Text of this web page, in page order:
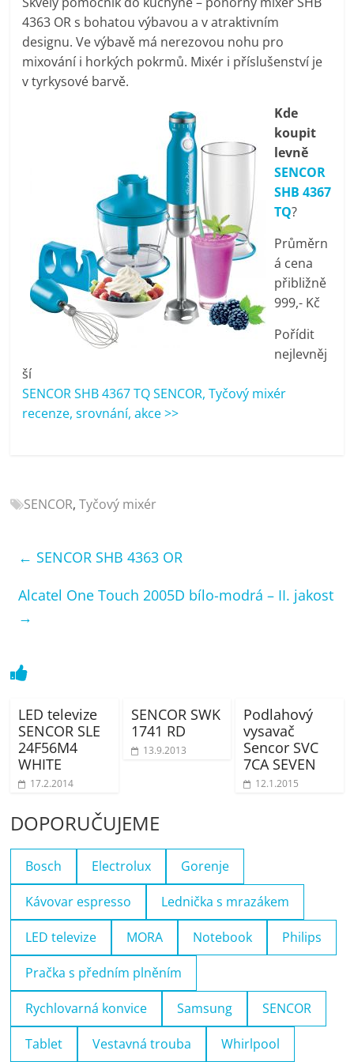
pračky,
televize,
notebooky,
mobilní
telefony,
kávovary,
bazény
porovnání
Elektro
OK,
recenze,
mobilní
telefony,
bazény
4363 OR s bohatou výbavou a v atraktivním
designu. Ve výbavě má nerezovou nohu pro
mixování i horkých pokrmů. Mixér i příslušenství je
v tyrkysové barvě.
Kde
koupit
levně
SENCOR
SHB 4367
TQ?
Průměrn
á cena
přibližně
999,- Kč
Pořídit
nejlevněj
ší
SENCOR SHB 4367 TQ SENCOR, Tyčový mixér
recenze, srovnání, akce >>
SENCOR,Tyčový mixér
← SENCOR SHB 4363 OR
Alcatel One Touch 2005D bílo-modrá – II. jakost
→
LED televize
SENCOR SLE
24F56M4
WHITE
17.2.2014
SENCOR SWK
1741 RD
13.9.2013
Podlahový
vysavač
Sencor SVC
7CA SEVEN
12.1.2015
DOPORUČUJEME
Bosch Electrolux Gorenje
Kávovar espresso Lednička s mrazákem
LED televize MORA Notebook Philips
Pračka s předním plněním
Rychlovarná konvice Samsung SENCOR
Tablet Vestavná trouba Whirlpool